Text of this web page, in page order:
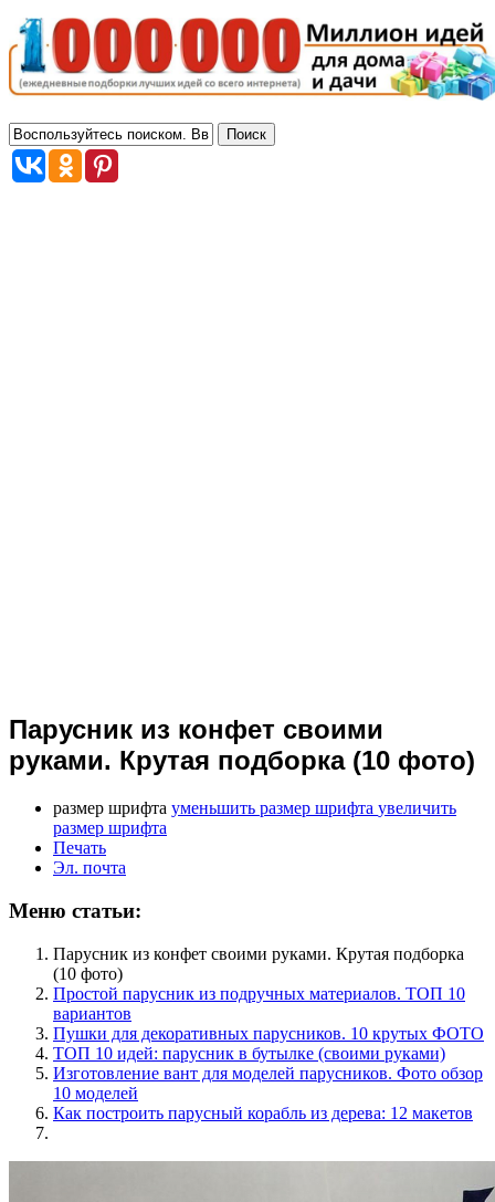
Парусник из конфет своими
руками. Крутая подборка (10 фото)
размер шрифта уменьшить размер шрифта увеличить
размер шрифта
Печать
Эл. почта
Меню статьи:
Парусник из конфет своими руками. Крутая подборка
(10 фото)
Простой парусник из подручных материалов. ТОП 10
вариантов
Пушки для декоративных парусников. 10 крутых ФОТО
ТОП 10 идей: парусник в бутылке (своими руками)
Изготовление вант для моделей парусников. Фото обзор
10 моделей
Как построить парусный корабль из дерева: 12 макетов